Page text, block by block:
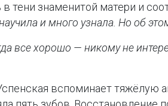
тени знаменитой матери и
и много узнала. Но об
все хорошо — никому не
вспоминает тяжёлую